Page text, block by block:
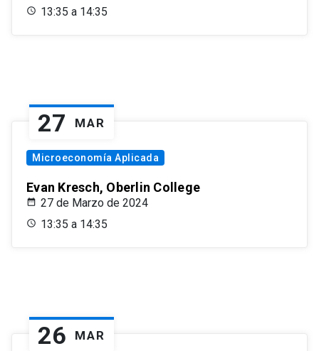
13:35 a 14:35
27 MAR
Microeconomía Aplicada
Evan Kresch, Oberlin College
27 de Marzo de 2024
13:35 a 14:35
26 MAR